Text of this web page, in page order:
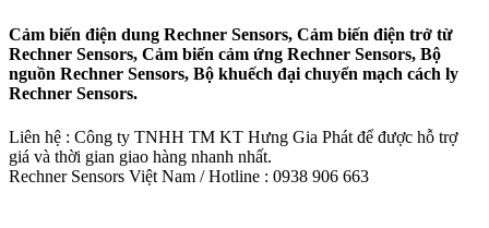
Cảm biến điện dung Rechner Sensors, Cảm biến điện trở từ
Rechner Sensors, Cảm biến cảm ứng Rechner Sensors, Bộ
nguồn Rechner Sensors, Bộ khuếch đại chuyển mạch cách ly
Rechner Sensors.
Liên hệ : Công ty TNHH TM KT Hưng Gia Phát để được hỗ trợ
giá và thời gian giao hàng nhanh nhất.
Rechner Sensors Việt Nam / Hotline : 0938 906 663